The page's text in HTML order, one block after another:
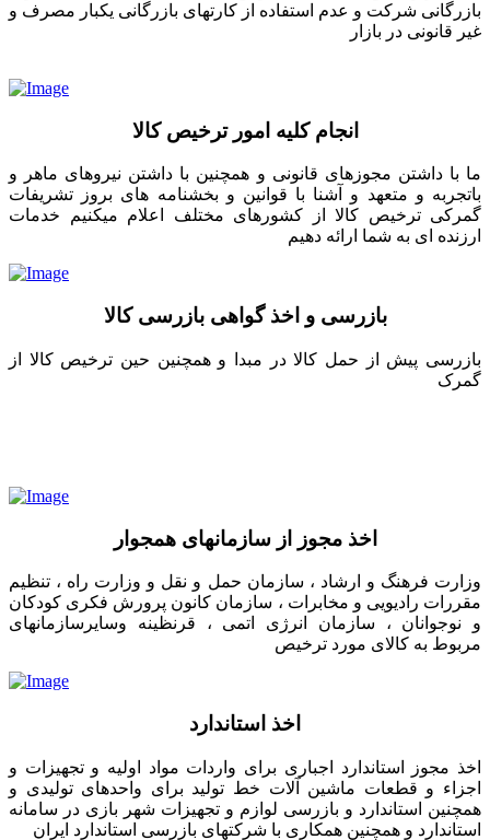
بازرگانی شرکت و عدم استفاده از کارتهای بازرگانی یکبار مصرف و
غیر قانونی در بازار
انجام کلیه امور ترخیص کالا
ما با داشتن مجوزهای قانونی و همچنین با داشتن نیروهای ماهر و
باتجربه و متعهد و آشنا با قوانین و بخشنامه های بروز تشریفات
گمرکی ترخیص کالا از کشورهای مختلف اعلام میکنیم خدمات
ارزنده ای به شما ارائه دهیم
بازرسی و اخذ گواهی بازرسی کالا
بازرسی پیش از حمل کالا در مبدا و همچنین حین ترخیص کالا از
گمرک
اخذ مجوز از سازمانهای همجوار
وزارت فرهنگ و ارشاد ، سازمان حمل و نقل و وزارت راه ، تنظیم
مقررات رادیویی و مخابرات ، سازمان کانون پرورش فکری کودکان
و نوجوانان ، سازمان انرژی اتمی ، قرنظینه وسایرسازمانهای
مربوط به کالای مورد ترخیص
اخذ استاندارد
اخذ مجوز استاندارد اجباری برای واردات مواد اولیه و تجهیزات و
اجزاء و قطعات ماشین آلات خط تولید برای واحدهای تولیدی و
همچنین استاندارد و بازرسی لوازم و تجهیزات شهر بازی در سامانه
استاندارد و همچنین همکاری با شرکتهای بازرسی استاندارد ایران